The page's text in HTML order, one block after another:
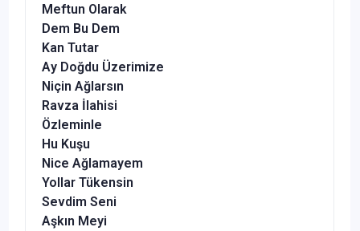
Meftun Olarak
Dem Bu Dem
Kan Tutar
Ay Doğdu Üzerimize
Niçin Ağlarsın
Ravza İlahisi
Özleminle
Hu Kuşu
Nice Ağlamayem
Yollar Tükensin
Sevdim Seni
Aşkın Meyi